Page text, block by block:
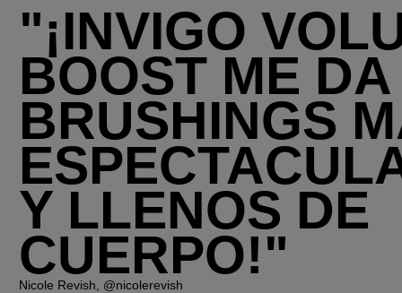
"¡INVIGO
BOOST ME
BRUSHINGS
Y LLENOS DE
CUERPO!"
Nicole Revish, @nicolerevish